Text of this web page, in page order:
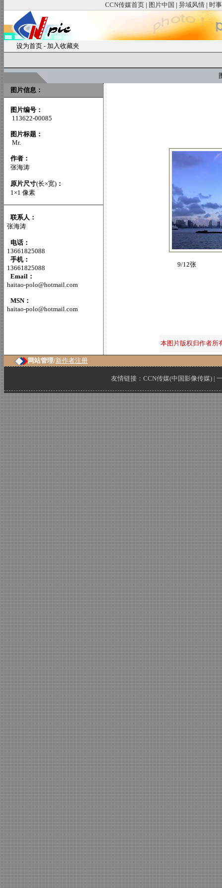
CCN传媒首页 | 图片中国 | 异域风情 | 时
设为首页 - 加入收藏夹
图片信息：
图片编号：
113622-00085
图片标题：
Mr.
作者：
张海涛
原片尺寸(长×宽) ：
1×1 像素
联系人：
张海涛
电话：
13661825088
手机：
13661825088
Email：
haitao-polo@hotmail.com
MSN：
haitao-polo@hotmail.com
9/12张
本图片版权归作者所
网站管理/新作者注册
友情链接： CCN传媒(中国影像传媒) |